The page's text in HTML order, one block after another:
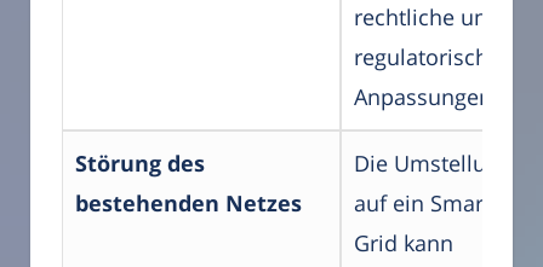
rechtliche und
regulatorische
Anpassungen.
Störung des
bestehenden Netzes
Die Umstellung
auf ein Smart
Grid kann